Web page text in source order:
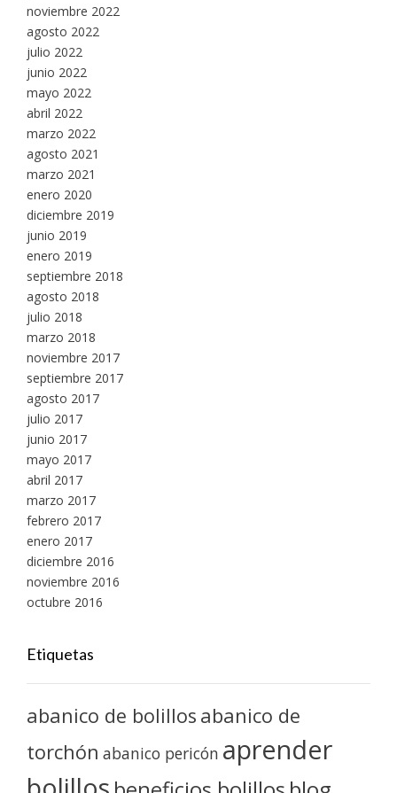
noviembre 2022
agosto 2022
julio 2022
junio 2022
mayo 2022
abril 2022
marzo 2022
agosto 2021
marzo 2021
enero 2020
diciembre 2019
junio 2019
enero 2019
septiembre 2018
agosto 2018
julio 2018
marzo 2018
noviembre 2017
septiembre 2017
agosto 2017
julio 2017
junio 2017
mayo 2017
abril 2017
marzo 2017
febrero 2017
enero 2017
diciembre 2016
noviembre 2016
octubre 2016
Etiquetas
abanico de bolillos abanico de
torchón abanico pericón aprender